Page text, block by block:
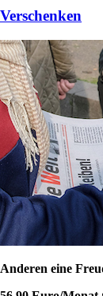
Verschenken
Anderen eine